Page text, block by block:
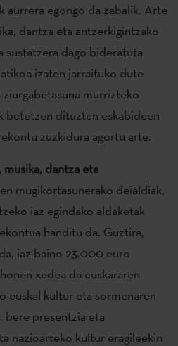
aurrera egongo da zabalik. Arte
dantza eta antzerkigintzako
sustatzera dago bideratuta
izaten jarraituko dute
murrizteko
betetzen dituzten eskabideen
zuzkidura agortu arte.
dantza eta
mugikortasunerako deialdiak,
iaz egindako aldaketak
handitu da. Guztira,
iaz baino 23.000 euro
xedea da euskararen
euskal kultur eta sormenaren
bere presentzia eta
nazioarteko kultur eragileekin